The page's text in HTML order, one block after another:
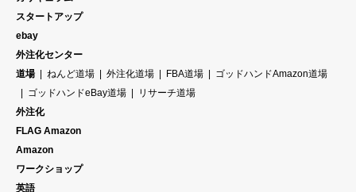
スタートアップ
ebay
外注化センター
道場
ねんど道場 外注化道場 FBA道場
ゴッドハンドAmazon道場
ゴッドハンドeBay道場
リサーチ道場
外注化
FLAG Amazon
Amazon
ワークショップ
英語